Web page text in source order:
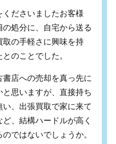
ださいましたお客様
処分に、自宅から送る
取の手軽さに興味を持
のことでした。
店への売却を真っ先に
思いますが、直接持ち
、出張買取で家に来て
、結構ハードルが高く
ではないでしょうか。